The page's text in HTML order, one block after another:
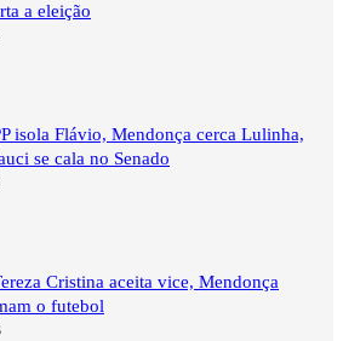
a eleição
isola Flávio, Mendonça cerca Lulinha,
se cala no Senado
Cristina aceita vice, Mendonça
o futebol